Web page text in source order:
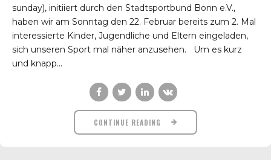
sunday), initiiert durch den Stadtsportbund Bonn e.V.,
haben wir am Sonntag den 22. Februar bereits zum 2. Mal
interessierte Kinder, Jugendliche und Eltern eingeladen,
sich unseren Sport mal näher anzusehen. Um es kurz
und knapp...
CONTINUE READING